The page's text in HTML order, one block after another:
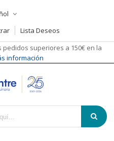
Lista Deseos
pedidos superiores a 150€ en la
información